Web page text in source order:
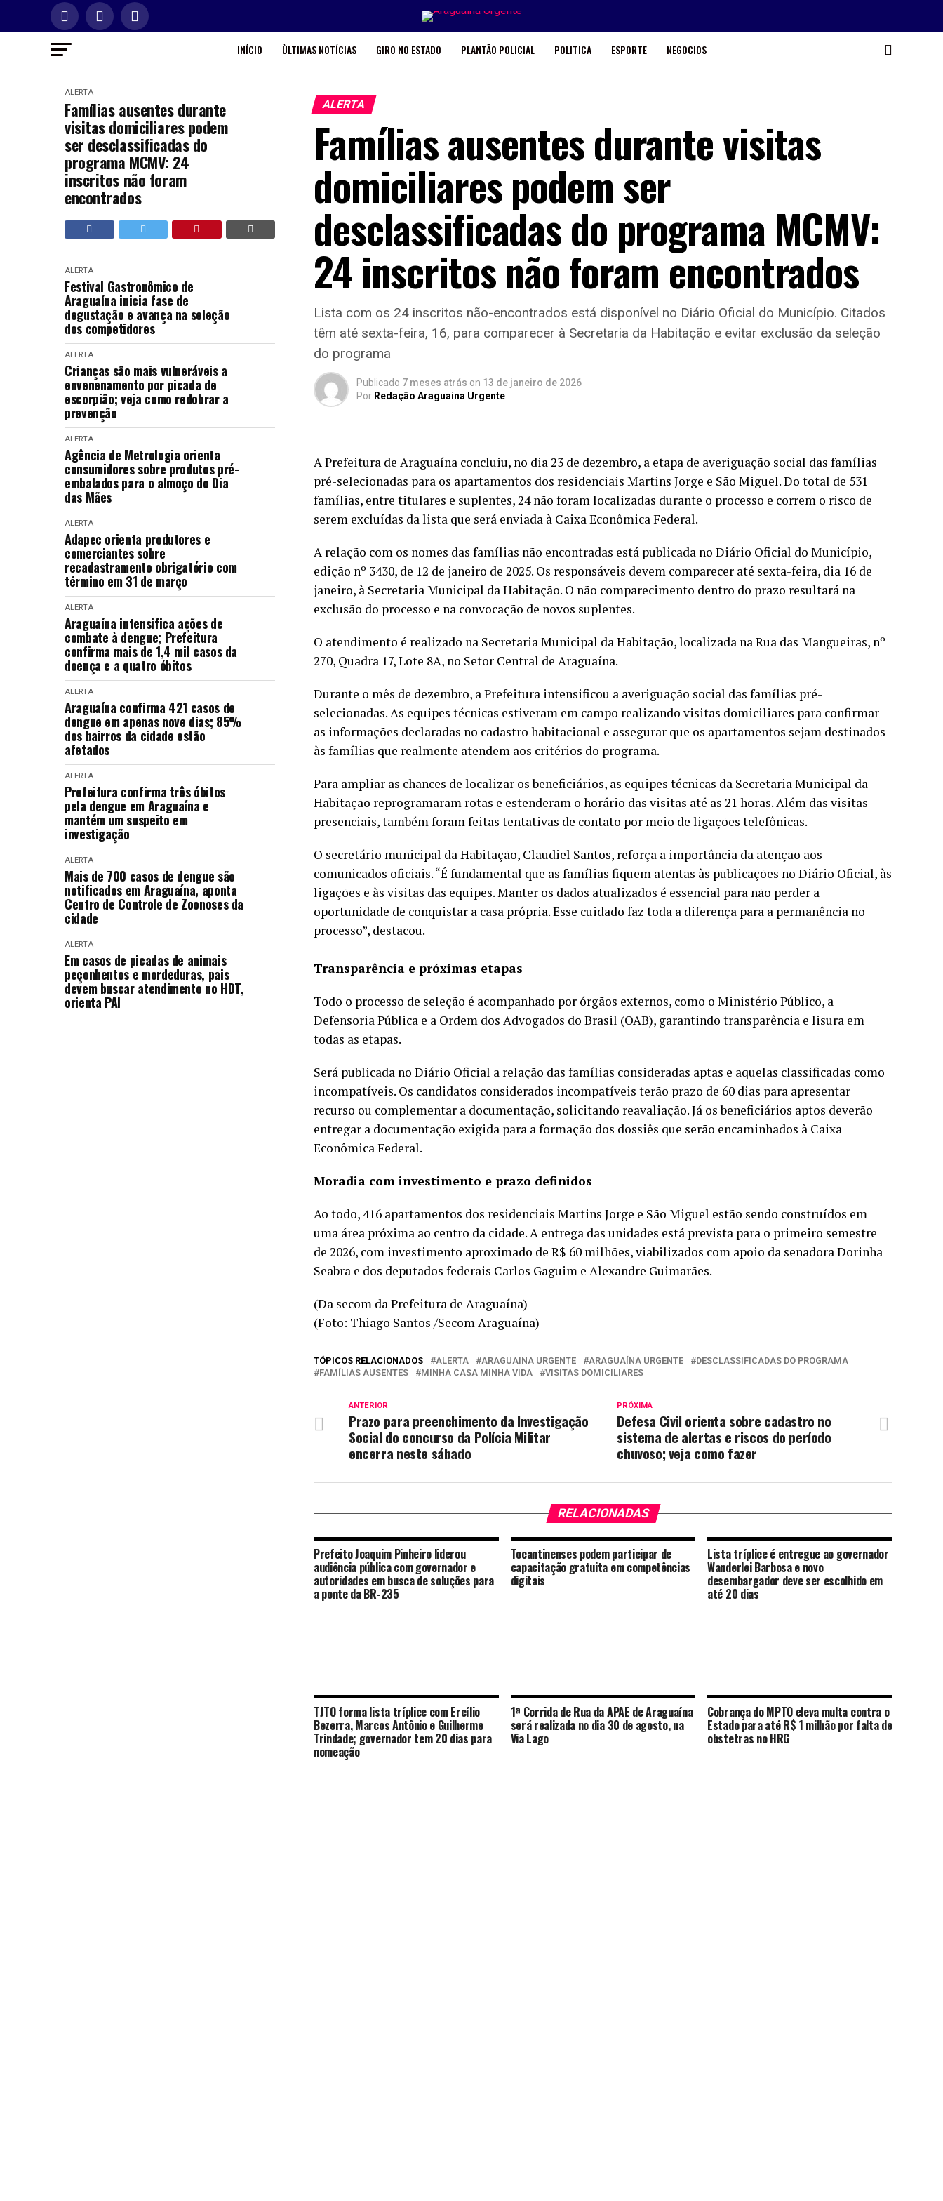
INÍCIO ÙLTIMAS NOTÍCIAS GIRO NO ESTADO PLANTÃO POLICIAL POLITICA ESPORTE NEGOCIOS
ALERTA
Famílias ausentes durante
visitas domiciliares podem
ser desclassificadas do
programa MCMV: 24
inscritos não foram
encontrados
ALERTA
Festival Gastronômico de
Araguaína inicia fase de
degustação e avança na seleção
dos competidores
ALERTA
Crianças são mais vulneráveis a
envenenamento por picada de
escorpião; veja como redobrar a
prevenção
ALERTA
Agência de Metrologia orienta
consumidores sobre produtos pré-
embalados para o almoço do Dia
das Mães
ALERTA
Adapec orienta produtores e
comerciantes sobre
recadastramento obrigatório com
término em 31 de março
ALERTA
Araguaína intensifica ações de
combate à dengue; Prefeitura
confirma mais de 1,4 mil casos da
doença e a quatro óbitos
ALERTA
Araguaína confirma 421 casos de
dengue em apenas nove dias; 85%
dos bairros da cidade estão
afetados
ALERTA
Prefeitura confirma três óbitos
pela dengue em Araguaína e
mantém um suspeito em
investigação
ALERTA
Mais de 700 casos de dengue são
notificados em Araguaína, aponta
Centro de Controle de Zoonoses da
cidade
ALERTA
Em casos de picadas de animais
peçonhentos e mordeduras, pais
devem buscar atendimento no HDT,
orienta PAI
ALERTA
Famílias ausentes durante visitas
domiciliares podem ser
desclassificadas do programa MCMV:
24 inscritos não foram encontrados
Lista com os 24 inscritos não-encontrados está disponível no Diário Oficial do Município. Citados
têm até sexta-feira, 16, para comparecer à Secretaria da Habitação e evitar exclusão da seleção
do programa
Publicado 7 meses atrás on 13 de janeiro de 2026
Por Redação Araguaina Urgente
A Prefeitura de Araguaína concluiu, no dia 23 de dezembro, a etapa de averiguação social das famílias
pré-selecionadas para os apartamentos dos residenciais Martins Jorge e São Miguel. Do total de 531
famílias, entre titulares e suplentes, 24 não foram localizadas durante o processo e correm o risco de
serem excluídas da lista que será enviada à Caixa Econômica Federal.
A relação com os nomes das famílias não encontradas está publicada no Diário Oficial do Município,
edição nº 3430, de 12 de janeiro de 2025. Os responsáveis devem comparecer até sexta-feira, dia 16 de
janeiro, à Secretaria Municipal da Habitação. O não comparecimento dentro do prazo resultará na
exclusão do processo e na convocação de novos suplentes.
O atendimento é realizado na Secretaria Municipal da Habitação, localizada na Rua das Mangueiras, nº
270, Quadra 17, Lote 8A, no Setor Central de Araguaína.
Durante o mês de dezembro, a Prefeitura intensificou a averiguação social das famílias pré-
selecionadas. As equipes técnicas estiveram em campo realizando visitas domiciliares para confirmar
as informações declaradas no cadastro habitacional e assegurar que os apartamentos sejam destinados
às famílias que realmente atendem aos critérios do programa.
Para ampliar as chances de localizar os beneficiários, as equipes técnicas da Secretaria Municipal da
Habitação reprogramaram rotas e estenderam o horário das visitas até as 21 horas. Além das visitas
presenciais, também foram feitas tentativas de contato por meio de ligações telefônicas.
O secretário municipal da Habitação, Claudiel Santos, reforça a importância da atenção aos
comunicados oficiais. “É fundamental que as famílias fiquem atentas às publicações no Diário Oficial, às
ligações e às visitas das equipes. Manter os dados atualizados é essencial para não perder a
oportunidade de conquistar a casa própria. Esse cuidado faz toda a diferença para a permanência no
processo”, destacou.
Transparência e próximas etapas
Todo o processo de seleção é acompanhado por órgãos externos, como o Ministério Público, a
Defensoria Pública e a Ordem dos Advogados do Brasil (OAB), garantindo transparência e lisura em
todas as etapas.
Será publicada no Diário Oficial a relação das famílias consideradas aptas e aquelas classificadas como
incompatíveis. Os candidatos considerados incompatíveis terão prazo de 60 dias para apresentar
recurso ou complementar a documentação, solicitando reavaliação. Já os beneficiários aptos deverão
entregar a documentação exigida para a formação dos dossiês que serão encaminhados à Caixa
Econômica Federal.
Moradia com investimento e prazo definidos
Ao todo, 416 apartamentos dos residenciais Martins Jorge e São Miguel estão sendo construídos em
uma área próxima ao centro da cidade. A entrega das unidades está prevista para o primeiro semestre
de 2026, com investimento aproximado de R$ 60 milhões, viabilizados com apoio da senadora Dorinha
Seabra e dos deputados federais Carlos Gaguim e Alexandre Guimarães.
(Da secom da Prefeitura de Araguaína)
(Foto: Thiago Santos /Secom Araguaína)
TÓPICOS RELACIONADOS ALERTA ARAGUAINA URGENTE ARAGUAÍNA URGENTE
DESCLASSIFICADAS DO PROGRAMA
FAMÍLIAS AUSENTES
MINHA CASA MINHA VIDA VISITAS DOMICILIARES
PRÓXIMA
Defesa Civil orienta sobre cadastro no
sistema de alertas e riscos do período
chuvoso; veja como fazer
ANTERIOR
Prazo para preenchimento da Investigação
Social do concurso da Polícia Militar
encerra neste sábado
RELACIONADAS
Prefeito Joaquim Pinheiro liderou
audiência pública com governador e
autoridades em busca de soluções para
a ponte da BR-235
Tocantinenses podem participar de
capacitação gratuita em competências
digitais
Lista tríplice é entregue ao governador
Wanderlei Barbosa e novo
desembargador deve ser escolhido em
até 20 dias
TJTO forma lista tríplice com Ercílio
Bezerra, Marcos Antônio e Guilherme
Trindade; governador tem 20 dias para
nomeação
1ª Corrida de Rua da APAE de Araguaína
será realizada no dia 30 de agosto, na
Via Lago
Cobrança do MPTO eleva multa contra o
Estado para até R$ 1 milhão por falta de
obstetras no HRG